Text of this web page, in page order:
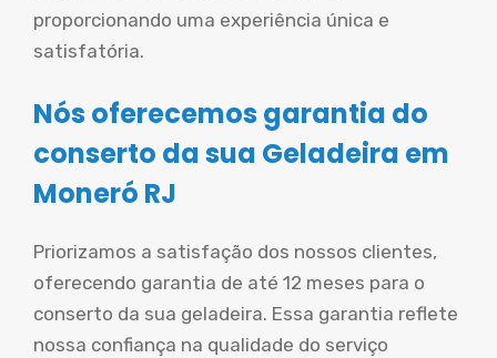
proporcionando uma experiência única e
satisfatória.
Nós oferecemos garantia do
conserto da sua Geladeira em
Moneró RJ
Priorizamos a satisfação dos nossos clientes,
oferecendo garantia de até 12 meses para o
conserto da sua geladeira. Essa garantia reflete
nossa confiança na qualidade do serviço